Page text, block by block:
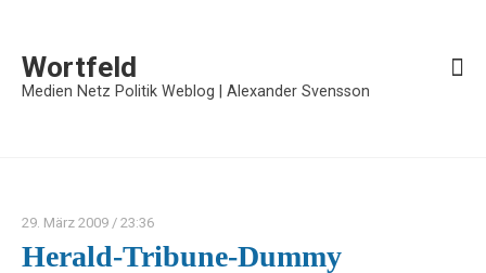
Wortfeld
Medien Netz Politik Weblog | Alexander Svensson
29. März 2009 / 23:36
Herald-Tribune-Dummy